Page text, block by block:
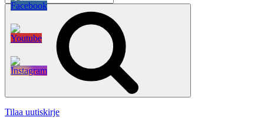
Tilaa uutiskirje